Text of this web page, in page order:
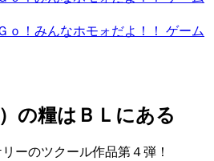
の糧はＢＬにある
ーのツクール作品第４弾！